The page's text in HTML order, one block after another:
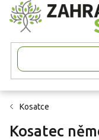
Přejít
na
obsah
Kosatce
Kosatec